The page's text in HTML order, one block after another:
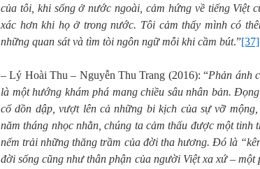
của tôi, khi sống ở nước ngoài, cảm hứng về tiếng Việt
xác hơn khi họ ở trong nước. Tôi cảm thấy mình có
những quan sát và tìm tòi ngôn ngữ mỗi khi cầm bút.”[37]
– Lý Hoài Thu – Nguyễn Thu Trang (2016): “Phản ánh
là một hướng khám phá mang chiều sâu nhân bản.
cố dồn dập, vượt lên cả những bi kịch của sự vỡ
năm tháng nhọc nhằn, chúng ta cảm thấu được một tinh
nếm trải những thăng trầm của đời tha hương. Đó là
đời sống cũng như thân phận của người Việt xa xứ –